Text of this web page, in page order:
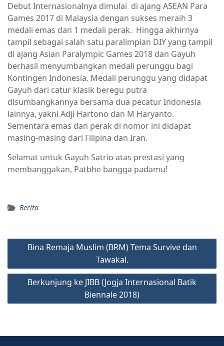
Debut Internasionalnya dimulai di ajang ASEAN Para
Games 2017 di Malaysia dengan sukses meraih 3
medali emas dan 1 medali perak. Hingga akhirnya
tampil sebagai salah satu paralimpian DIY yang tampil
di ajang Asian Paralympic Games 2018 dan Gayuh
berhasil menyumbangkan medali perunggu bagi
Kontingen Indonesia. Medali perunggu yang didapat
Gayuh dari catur klasik beregu putra
disumbangkannya bersama dua pecatur Indonesia
lainnya, yakni Adji Hartono dan M Haryanto.
Sementara emas dan perak di nomor ini didapat
masing-masing dari Filipina dan Iran.
Selamat untuk Gayuh Satrio atas prestasi yang
membanggakan, Patbhe bangga padamu!
Berita
Bina Remaja Muslim (BRM) Tema Survive dan
Tawakal.
Berkunjung ke JIBB (Jogja Internasional Batik
Biennale 2018)